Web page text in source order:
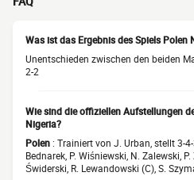
Was ist das Ergebnis des Spiels Polen
Unentschieden zwischen den beiden
2-2
Wie sind die offiziellen Aufstellungen
Nigeria?
Polen : Trainiert von J. Urban, stellt 3-
Bednarek, P. Wiśniewski, N. Zalewski,
Świderski, R. Lewandowski (C), S.